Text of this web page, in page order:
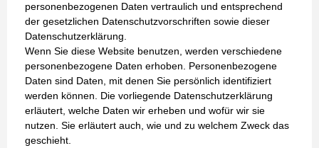
personenbezogenen Daten vertraulich und entsprechend
der gesetzlichen Datenschutzvorschriften sowie dieser
Datenschutzerklärung.
Wenn Sie diese Website benutzen, werden verschiedene
personenbezogene Daten erhoben. Personenbezogene
Daten sind Daten, mit denen Sie persönlich identifiziert
werden können. Die vorliegende Datenschutzerklärung
erläutert, welche Daten wir erheben und wofür wir sie
nutzen. Sie erläutert auch, wie und zu welchem Zweck das
geschieht.